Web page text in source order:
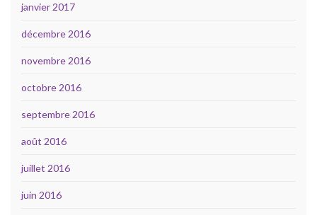
janvier 2017
décembre 2016
novembre 2016
octobre 2016
septembre 2016
août 2016
juillet 2016
juin 2016